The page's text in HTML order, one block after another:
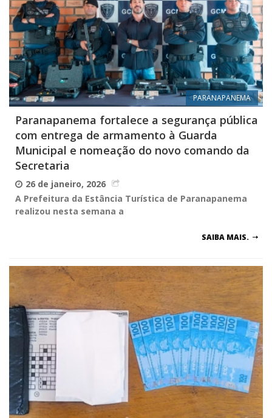
PARANAPANEMA
Paranapanema fortalece a segurança pública
com entrega de armamento à Guarda
Municipal e nomeação do novo comando da
Secretaria
26 de janeiro, 2026
A Prefeitura da Estância Turística de Paranapanema
realizou nesta semana a
SAIBA MAIS.